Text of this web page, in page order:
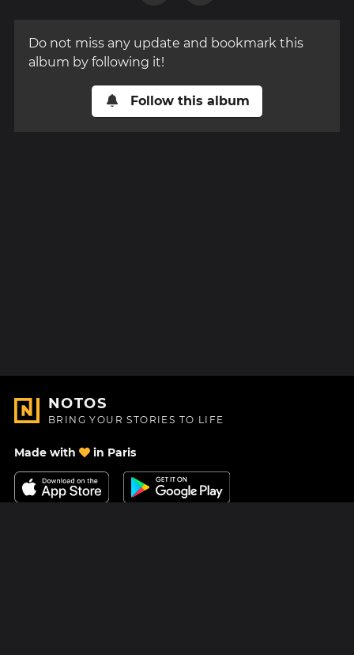
Do not miss any update and bookmark this
album by following it!
Follow this album
NOTOS
BRING YOUR STORIES TO LIFE
Made with in Paris